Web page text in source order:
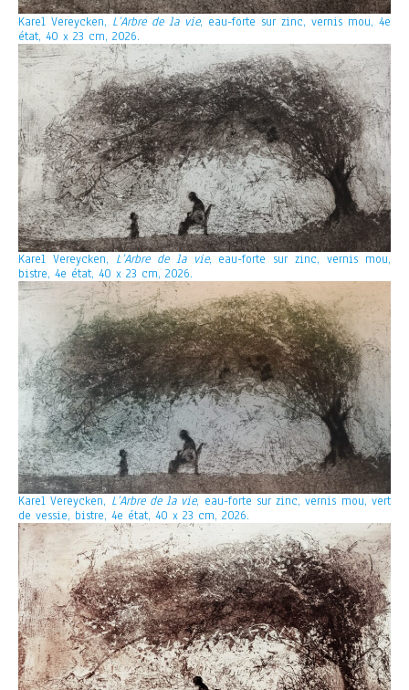
Karel Vereycken, L’Arbre de la vie, eau-forte sur zinc, vernis mou, 4e
état, 40 x 23 cm, 2026.
Karel Vereycken, L’Arbre de la vie, eau-forte sur zinc, vernis mou,
bistre, 4e état, 40 x 23 cm, 2026.
Karel Vereycken, L’Arbre de la vie, eau-forte sur zinc, vernis mou, vert
de vessie, bistre, 4e état, 40 x 23 cm, 2026.